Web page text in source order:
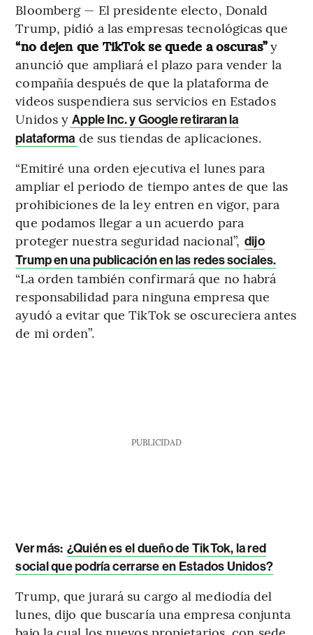
Bloomberg — El presidente electo, Donald
Trump, pidió a las empresas tecnológicas que
“no dejen que TikTok se quede a oscuras”y
anunció que ampliará el plazo para vender la
compañía después de que la plataforma de
videos suspendiera sus servicios en Estados
Unidos y Apple Inc. y Google retiraran la
plataforma de sus tiendas de aplicaciones.
“Emitiré una orden ejecutiva el lunes para
ampliar el periodo de tiempo antes de que las
prohibiciones de la ley entren en vigor, para
que podamos llegar a un acuerdo para
proteger nuestra seguridad nacional”, dijo
Trump en una publicación en las redes sociales.
“La orden también confirmará que no habrá
responsabilidad para ninguna empresa que
ayudó a evitar que TikTok se oscureciera antes
de mi orden”.
PUBLICIDAD
Ver más: ¿Quién es el dueño de TikTok, la red
social que podría cerrarse en Estados Unidos?
Trump, que jurará su cargo al mediodía del
lunes, dijo que buscaría una empresa conjunta